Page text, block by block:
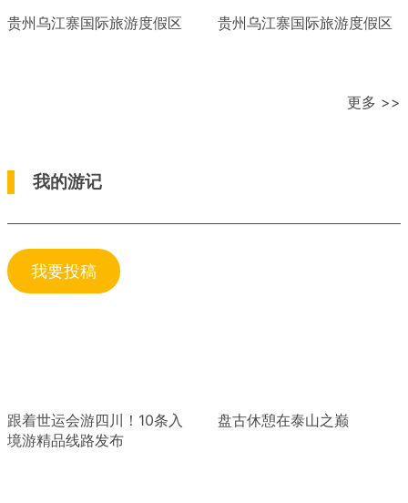
贵州乌江寨国际旅游度假区 贵州乌江寨国际旅游度假区
更多 >>
我的游记
我要投稿
跟着世运会游四川！10条入
境游精品线路发布
盘古休憩在泰山之巅